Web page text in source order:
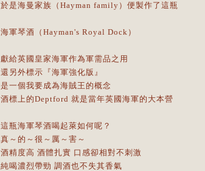
於是海曼家族（Hayman family）便製作了這瓶
海軍琴酒（Hayman's Royal Dock）
獻給英國皇家海軍作為軍需品之用
還另外標示『海軍強化版』
是一個我要成為海賊王的概念
酒標上的Deptford 就是當年英國海軍的大本營
這瓶海軍琴酒喝起萊如何呢？
真～的～很～厲～害～
酒精度高 酒體扎實 口感卻相對不刺激
純喝濃烈帶勁 調酒也不失其香氣